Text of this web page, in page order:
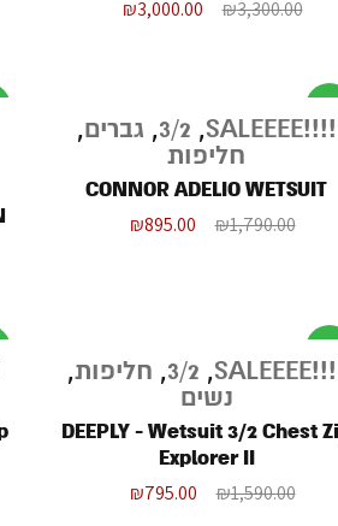
₪3,300.00
₪3,000.00
!!!!SALEEEE
,
3/2
, גברים,
חליפות
CONNOR ADELIO WETSUIT
₪1,790.00
₪895.00
,
3/2
, חליפות,
נשים
DEEPLY - Wetsuit 3/2 Chest
Explorer II
₪1,590.00
₪795.00